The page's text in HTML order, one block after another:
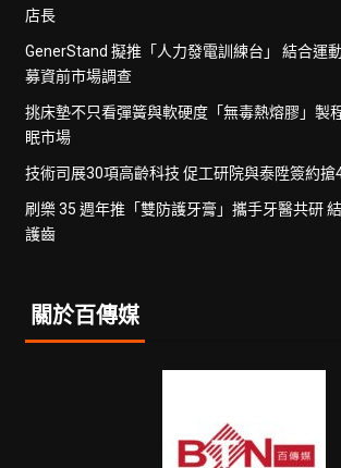
店長
GenerStand 擬推「人力發電訓練台」 結合運
募資前市場調查
挑床墊不只看彈簧與軟硬度「無毒熱熔膠」製
眠市場
技術司展30項高齡科技 促工研院與泰陞簽約搶
刷樂 35 週年推「雙防護牙膏」攜手牙醫共研
護齒
關於百傳媒